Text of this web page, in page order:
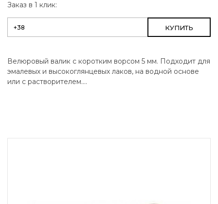
Заказ в 1 клик:
КУПИТЬ
Велюровый валик с коротким ворсом 5 мм. Подходит для
эмалевых и высокоглянцевых лаков, на водной основе
или с растворителем....